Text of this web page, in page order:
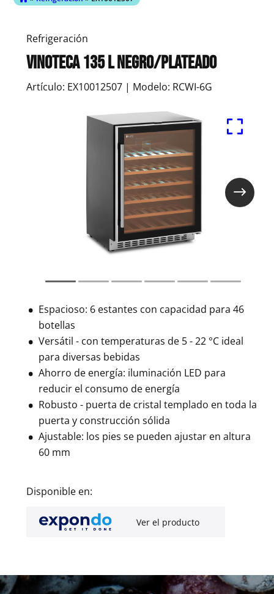
Refrigeración
Vinoteca 135 l negro/plateado
Artículo: EX10012507 | Modelo: RCWI-6G
Espacioso: 6 estantes con capacidad para 46
botellas
Versátil - con temperaturas de 5 - 22 °C ideal
para diversas bebidas
Ahorro de energía: iluminación LED para
reducir el consumo de energía
Robusto - puerta de cristal templado en toda la
puerta y construcción sólida
Ajustable: los pies se pueden ajustar en altura
60 mm
Disponible en:
Ver el producto